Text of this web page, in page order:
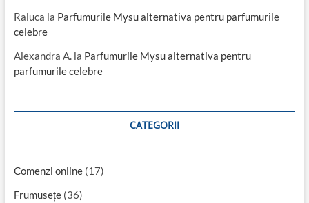
Raluca la Parfumurile Mysu alternativa pentru parfumurile
celebre
Alexandra A.la Parfumurile Mysu alternativa pentru
parfumurile celebre
CATEGORII
Comenzi online(17)
Frumusețe(36)